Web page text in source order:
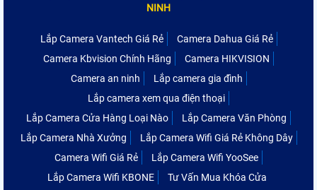
NINH
Lắp Camera Vantech Giá Rẻ
Camera Dahua Giá Rẻ
Camera Kbvision Chính Hãng
Camera HIKVISION
Camera an ninh
Lắp camera gia đình
Lắp camera xem qua điện thoại
Lắp Camera Cửa Hàng Loại Nào
Lắp Camera Văn Phòng
Lắp Camera Nhà Xưởng
Lắp Camera Wifi Giá Rẻ Không Dây
Camera Wifi Giá Rẻ
Lắp Camera Wifi YooSee
Lắp Camera Wifi KBONE
Tư Vấn Mua Khóa Cửa